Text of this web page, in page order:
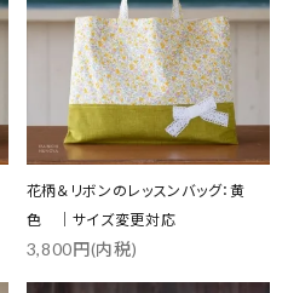
花柄＆リボンのレッスンバッグ：黄
色 ｜サイズ変更対応
3,800円(内税)
close